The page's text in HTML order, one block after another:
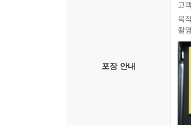
포장 안내
고
목
촬